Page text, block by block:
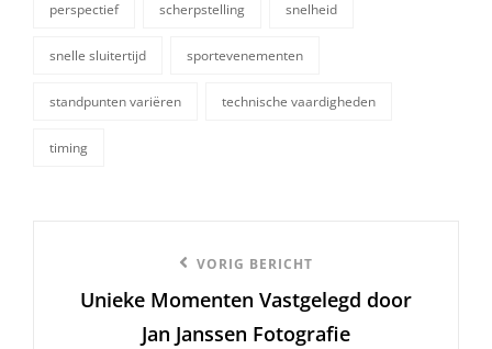
perspectief scherpstelling snelheid
snelle sluitertijd sportevenementen
standpunten variëren technische vaardigheden
timing
bericht
VORIG BERICHT
Unieke Momenten Vastgelegd door
Jan Janssen Fotografie